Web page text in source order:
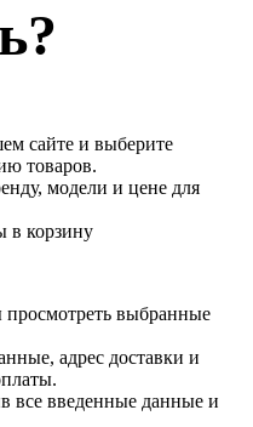
сайте и выберите
товаров.
модели и цене для
в корзину
просмотреть выбранные
адрес доставки и
все введенные данные и